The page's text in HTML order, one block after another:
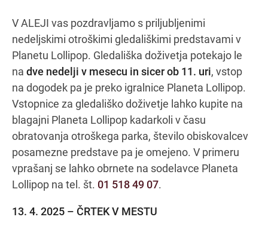
Navodila za pot
V ALEJI vas pozdravljamo s priljubljenimi
nedeljskimi otroškimi gledališkimi predstavami v
Planetu Lollipop. Gledališka doživetja potekajo le
na dve nedelji v mesecu in sicer ob 11. uri, vstop
na dogodek pa je preko igralnice Planeta Lollipop.
Vstopnice za gledališko doživetje lahko kupite na
blagajni Planeta Lollipop kadarkoli v času
obratovanja otroškega parka, število obiskovalcev
posamezne predstave pa je omejeno. V primeru
vprašanj se lahko obrnete na sodelavce Planeta
Lollipop na tel. št. 01 518 49 07.
13. 4. 2025 – ČRTEK V MESTU